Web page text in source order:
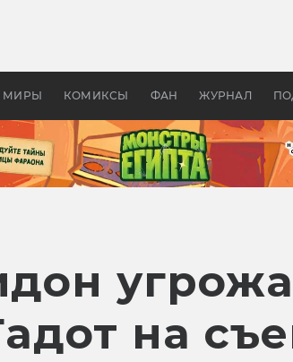
МИРЫ КОМИКСЫ ФАН ЖУРНАЛ
колец»
Древней
на